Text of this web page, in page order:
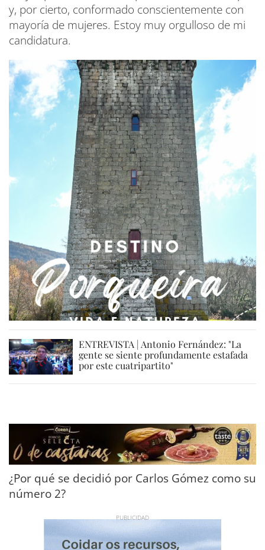
y, por cierto, conformado conscientemente con
mayoría de mujeres. Estoy muy orgulloso de mi
candidatura.
ENTREVISTA | Antonio Fernández: "La
gente se siente profundamente estafada
por este cuatripartito"
¿Por qué se decidió por Carlos Gómez como su
número 2?